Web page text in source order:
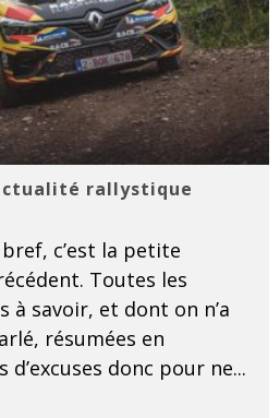
rallystique
c’est la petite
Toutes les
savoir, et dont on n’a
résumées en
d’excuses donc pour ne...